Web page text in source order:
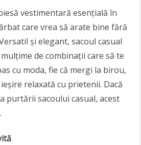
vestimentară esențială în
care vrea să arate bine fără
și elegant, sacoul casual
de combinații care să te
cu moda, fie că mergi la birou,
relaxată cu prietenii. Dacă
purtării sacoului casual, acest